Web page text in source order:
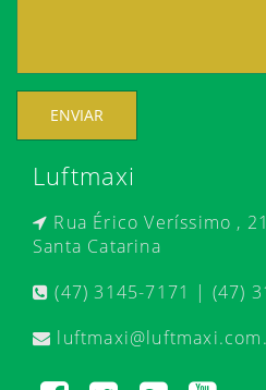
ENVIAR
Luftmaxi
Rua Érico Veríssimo ,
Santa Catarina
(47) 3145-7171 | (47)